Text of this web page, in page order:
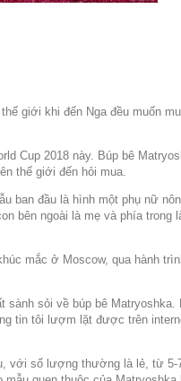
giới khi đến Nga đều muốn
Cup 2018 này. Búp bê
thế giới đến hỏi mua.
đầu là hình một phụ nữ
bên ngoài là mẹ và phía
mắc ở Moscow, qua hành
sỏi về búp bê
tin tôi lượm lặt được trên
số lượng thường là lẻ, từ 5-